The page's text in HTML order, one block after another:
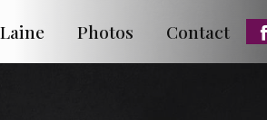
Laine Photos Contact